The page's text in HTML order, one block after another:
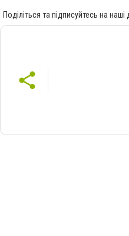
Поділіться та підписуйтесь на